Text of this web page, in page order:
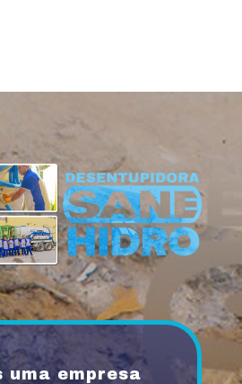
uma empresa